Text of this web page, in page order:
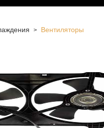
Вентиляторы
для двигателя